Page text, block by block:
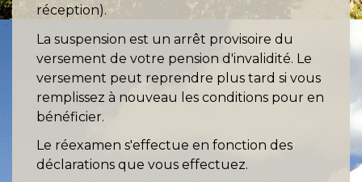
réception).
La suspension est un arrêt provisoire du
versement de votre pension d'invalidité. Le
versement peut reprendre plus tard si vous
remplissez à nouveau les conditions pour en
bénéficier.
Le réexamen s'effectue en fonction des
déclarations que vous effectuez.